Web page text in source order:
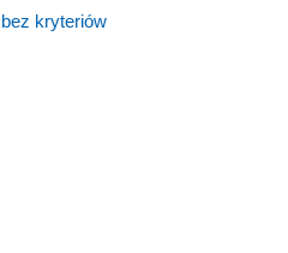
kryteriów